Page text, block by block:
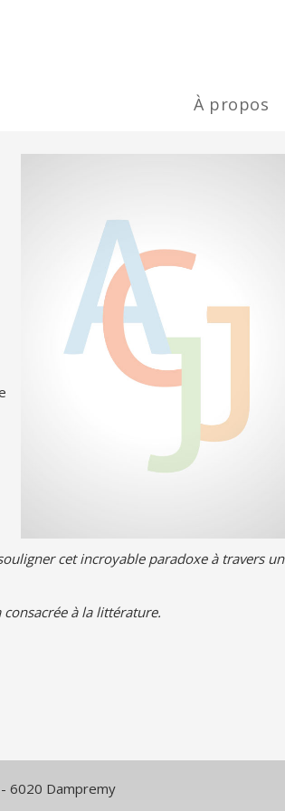
À propos
cet incroyable paradoxe à travers un
à la littérature.
6020 Dampremy